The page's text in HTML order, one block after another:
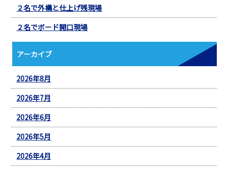
２名で外構と仕上げ残現場
２名でボード開口現場
アーカイブ
2026年8月
2026年7月
2026年6月
2026年5月
2026年4月